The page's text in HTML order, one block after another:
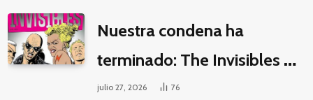
Nuestra condena ha
terminado: The Invisibles y
la guerra por la imaginación
julio 27, 2026 76